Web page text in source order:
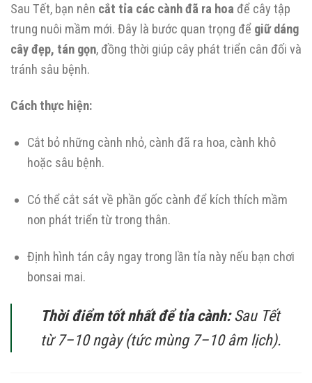
Sau Tết, bạn nên cắt tỉa các cành đã ra hoa để cây tập
trung nuôi mầm mới. Đây là bước quan trọng để giữ dáng
cây đẹp, tán gọn, đồng thời giúp cây phát triển cân đối và
tránh sâu bệnh.
Cách thực hiện:
Cắt bỏ những cành nhỏ, cành đã ra hoa, cành khô
hoặc sâu bệnh.
Có thể cắt sát về phần gốc cành để kích thích mầm
non phát triển từ trong thân.
Định hình tán cây ngay trong lần tỉa này nếu bạn chơi
bonsai mai.
Thời điểm tốt nhất để tỉa cành:Sau Tết
từ 7–10 ngày (tức mùng 7–10 âm lịch).